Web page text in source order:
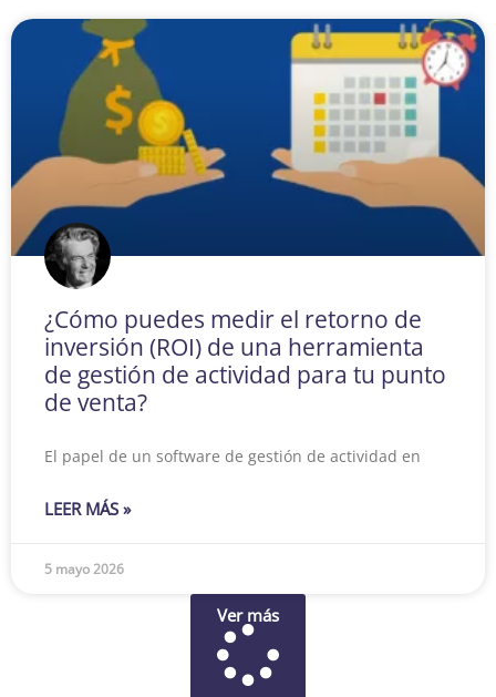
¿Cómo puedes medir el retorno de
inversión (ROI) de una herramienta
de gestión de actividad para tu punto
de venta?
El papel de un software de gestión de actividad en
LEER MÁS »
5 mayo 2026
Ver más